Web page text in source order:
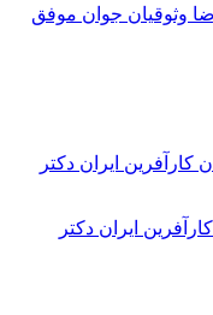
وثوقیان جوان موفق
ایران دکتر